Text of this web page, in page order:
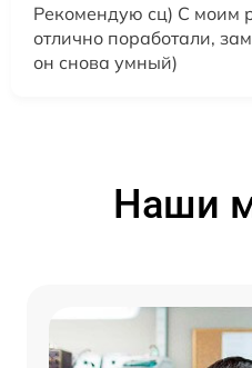
Рекомендую сц) С моим
отлично поработали,
он снова умный)
Наши